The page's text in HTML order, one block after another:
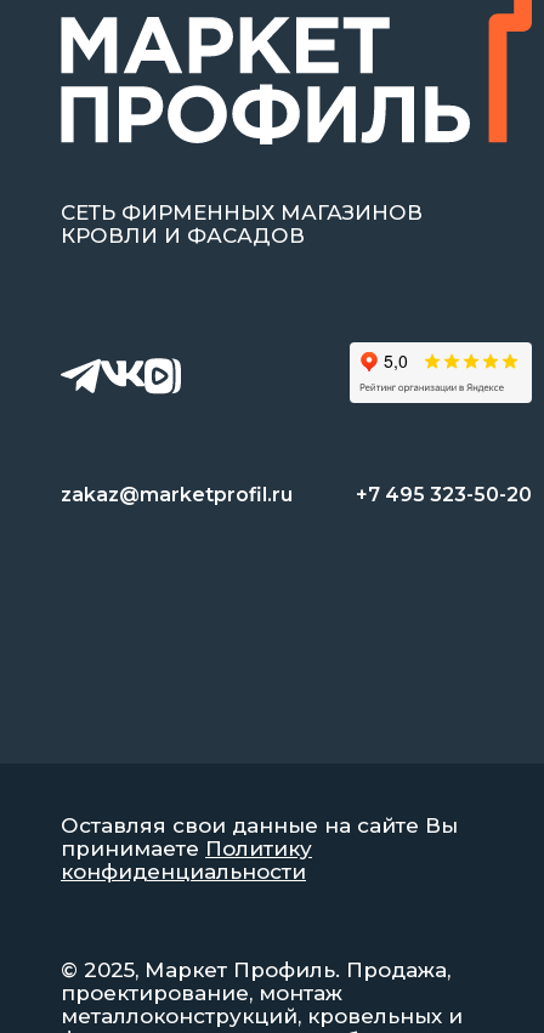
СЕТЬ ФИРМЕННЫХ МАГАЗИНОВ
КРОВЛИ И ФАСАДОВ
zakaz@marketprofil.ru +7 495 323-50-20
Оставляя свои данные на сайте Вы
принимаете Политику
конфиденциальности
© 2025, Маркет Профиль. Продажа,
проектирование, монтаж
металлоконструкций, кровельных и